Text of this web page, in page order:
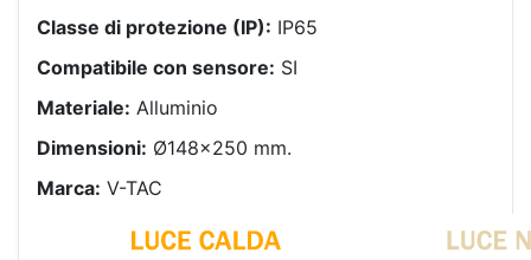
Classe di protezione (IP): IP65
Compatibile con sensore: SI
Materiale: Alluminio
Dimensioni: Ø148×250 mm.
Marca: V-TAC